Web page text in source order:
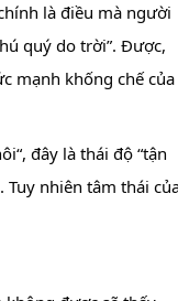
là điều mà người
quý do trời”. Được,
mạnh khống chế của
đây là thái độ “tận
Tuy nhiên tâm thái